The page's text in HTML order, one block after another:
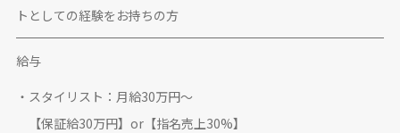
トとしての経験をお持ちの方
給与
・スタイリスト：月給30万円〜
【保証給30万円】or【指名売上30%】